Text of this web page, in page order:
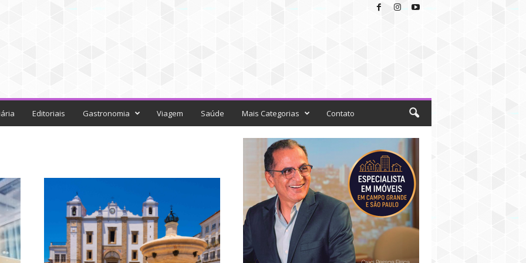
Editoriais Gastronomia Viagem Saúde Mais Categorias Contato